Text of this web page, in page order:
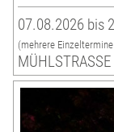
07.08.2026 bis
(mehrere